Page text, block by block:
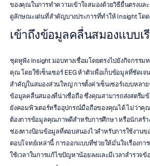
ของคุณในการทำความเข้าใจสมองด้วยวิธียื่นตรงแล
ดูลักษณะเด่นที่สำคัญบางประการที่ทำให้ Insight โด
เข้าถึงข้อมูลคลื่นสมองแบบเ
ชุดหูฟัง Insight มอบทางเชื่อมโดยตรงไปยังกิจกรรม
คุณ โดยใช้เซ็นเซอร์ EEG ห้าตัวเพื่อเก็บข้อมูลที่ชัดเ
สำคัญในสมองส่วนใหญ่ การตั้งค่าเซ็นเซอร์แบบหล
ข้อมูลคลื่นสมองที่น่าเชื่อถือ ซึ่งคุณสามารถส่งสตรีม
ยังคอมพิวเตอร์หรืออุปกรณ์มือถือของคุณได้ ไม่ว่าคุ
ต้องการข้อมูลคุณภาพดีสำหรับการศึกษา หรือนักสร้า
ช่องทางป้อนข้อมูลที่ตอบสนองไวสำหรับการใช้งาน
ตอบโจทย์เหล่านี้ การออกแบบที่ช่วยให้มั่นใจเรื่องก
ใช้เวลาในการแก้ไขปัญหาน้อยลงและมีเวลาสำรวจ